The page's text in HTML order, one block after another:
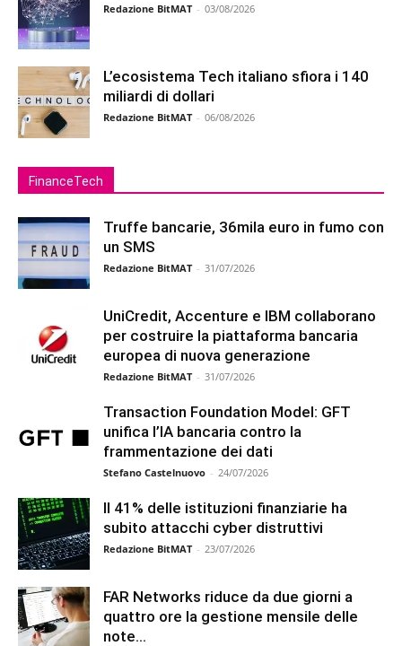
Redazione BitMAT - 03/08/2026
L’ecosistema Tech italiano sfiora i 140
miliardi di dollari
Redazione BitMAT - 06/08/2026
FinanceTech
Truffe bancarie, 36mila euro in fumo con
un SMS
Redazione BitMAT - 31/07/2026
UniCredit, Accenture e IBM collaborano
per costruire la piattaforma bancaria
europea di nuova generazione
Redazione BitMAT - 31/07/2026
Transaction Foundation Model: GFT
unifica l’IA bancaria contro la
frammentazione dei dati
Stefano Castelnuovo - 24/07/2026
Il 41% delle istituzioni finanziarie ha
subito attacchi cyber distruttivi
Redazione BitMAT - 23/07/2026
FAR Networks riduce da due giorni a
quattro ore la gestione mensile delle
note...